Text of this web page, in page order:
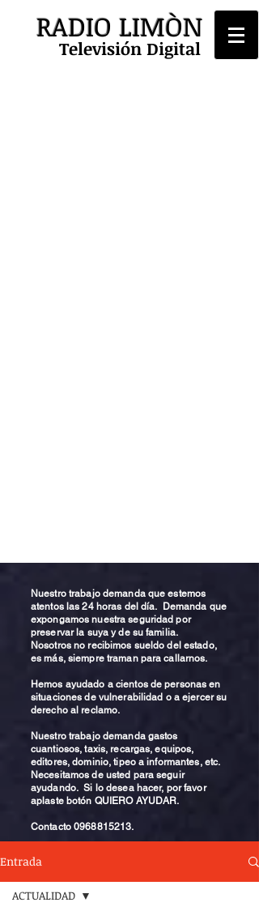
RADIO LIMÒN
Televisión Digital
Nuestro trabajo demanda que estemos
atentos las 24 horas del día. Demanda que
expongamos nuestra seguridad por
preservar la suya y de su familia.
Nosotros no recibimos sueldo del estado,
es más, siempre traman para callarnos.
Hemos ayudado a cientos de personas en
situaciones de vulnerabilidad o a ejercer su
derecho al reclamo.
Nuestro trabajo demanda gastos
cuantiosos, taxis, recargas, equipos,
editores, dominio, tipeo a informantes, etc.
Necesitamos de usted para seguir
ayudando. Si lo desea hacer, por favor
aplaste botón QUIERO AYUDAR.
Contacto0968815213.
Entrada
ACTUALIDAD